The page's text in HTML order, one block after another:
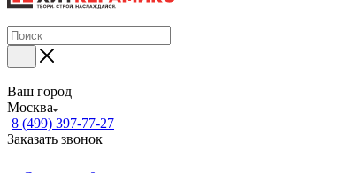
Ваш город
Москва
8 (499) 397-77-27
Заказать звонок